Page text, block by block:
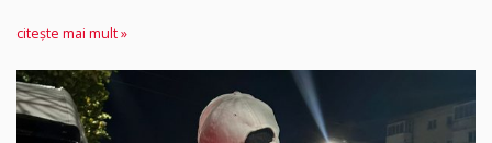
citește mai mult »